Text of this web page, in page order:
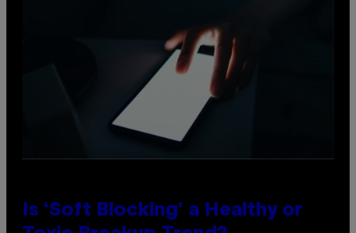
Is ‘Soft Blocking’ a Healthy or